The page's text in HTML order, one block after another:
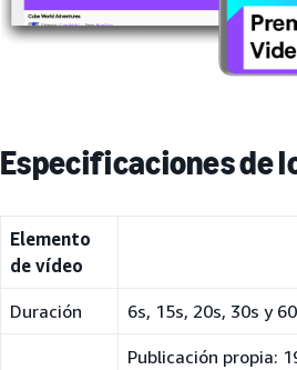
Especificaciones de
Elemento
de vídeo
Duración 6s, 15s, 20s, 30s y
Publicación propia: